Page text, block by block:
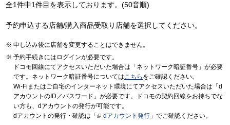
全1件中1件目を表示しております。(50音順)
予約申込する店舗/購入商品受取り店舗を選択してください。
申し込み後に店舗を変更することはできません。
予約手続きにはログインが必要です。
ドコモ回線にてアクセスいただいた場合は「ネットワーク暗証番号」が必要
です。ネットワーク暗証番号についてはこちら をご確認ください。
Wi-Fiまたはご自宅のインターネット環境にてアクセスいただいた場合は「d
アカウントのID／パスワード」が必要です。ドコモの契約回線をお持ちでな
い方も、dアカウントの発行が可能です。
dアカウントの発行・確認は「
dアカウント発行 」でご確認ください。